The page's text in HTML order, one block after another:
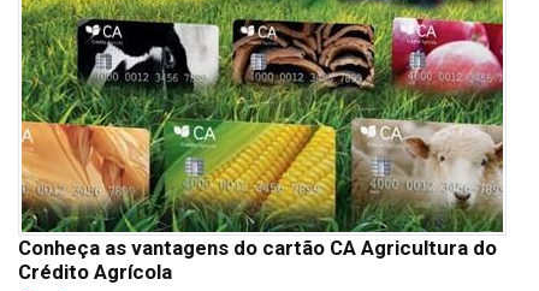
Conheça as vantagens do cartão CA Agricultura do
Crédito Agrícola